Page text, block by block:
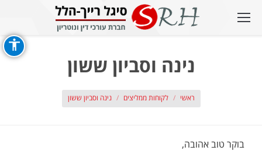
נינה וסביון ששון
ראשי לקוחות ממליצים נינה וסביון ששון
בוקר טוב אהובה,